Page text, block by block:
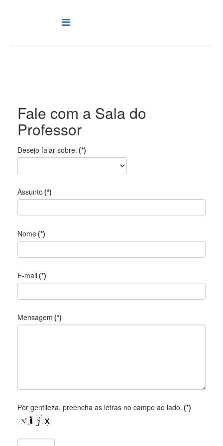
Fale com a Sala do
Professor
Desejo falar sobre: (*)
Assunto (*)
Nome(*)
E-mail (*)
Mensagem (*)
Por gentileza, preencha as letras no campo ao lado. (*)